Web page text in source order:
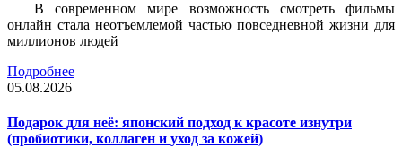
В современном мире возможность смотреть фильмы
онлайн стала неотъемлемой частью повседневной жизни для
миллионов людей
Подробнее
05.08.2026
Подарок для неё: японский подход к красоте изнутри
(пробиотики, коллаген и уход за кожей)